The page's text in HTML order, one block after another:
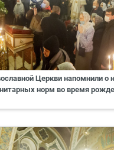
Церкви напомнили о
норм во время